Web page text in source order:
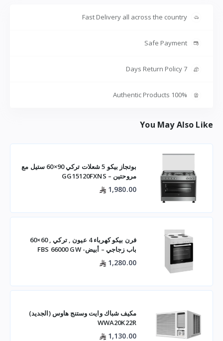
Fast Delivery all across the country
Safe Payment
7 Days Return Policy
100% Authentic Products
You May Also Like
بوتجاز بيكو 5 شعلات تركي 90×60 ستيل مع
مروحتين – GG15120FXNS
1,980.00
فرن بيكو كهرباء 4 عيون , تركي , 60×60
باب زجاجي – أبيض- FBS 66000 GW
1,280.00
مكيف شباك وايت وستنج هاوس (الجديد)
WWA20K22R
1,130.00